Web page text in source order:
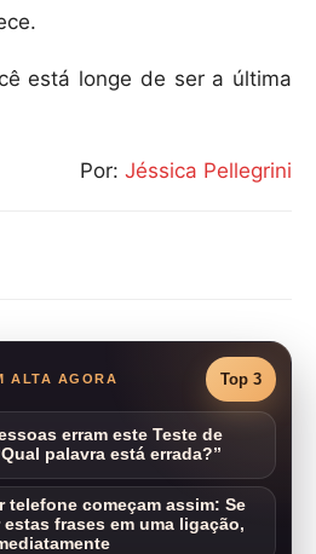
está longe de ser a última
Por: Jéssica Pellegrini
ALTA AGORA Top 3
erram este Teste de
palavra está errada?”
telefone começam assim: Se
frases em uma ligação,